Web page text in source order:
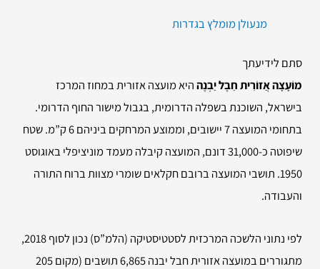
מנעולן מומלץ בגדרות
סתם לידיעתך
מוֹעָצָה אֲזוֹרִית חֵבֶל יַבְנֶההיא מועצה אזורית במחוז המרכז
בישראל, השוכנת בשפלה הדרומית, בגבול מישור החוף הדרומי.
בתחומי המועצה 7 יישובים, וממוצע המרחקים ביניהם 6 ק”מ. שטח
שיפוטה כ-31,000 דונם, המועצה קיבלה מעמד מוניציפלי באוגוסט
1950. תושבי המועצה ברובם חקלאים שומרי מצוות ברוח התורה
והעבודה.
לפי נתוני הלשכה המרכזית לסטטיסטיקה (הלמ”ס) נכון לסוף 2018,
מתגוררים במועצה אזורית חבל יבנה 6,865 תושבים (מקום 205